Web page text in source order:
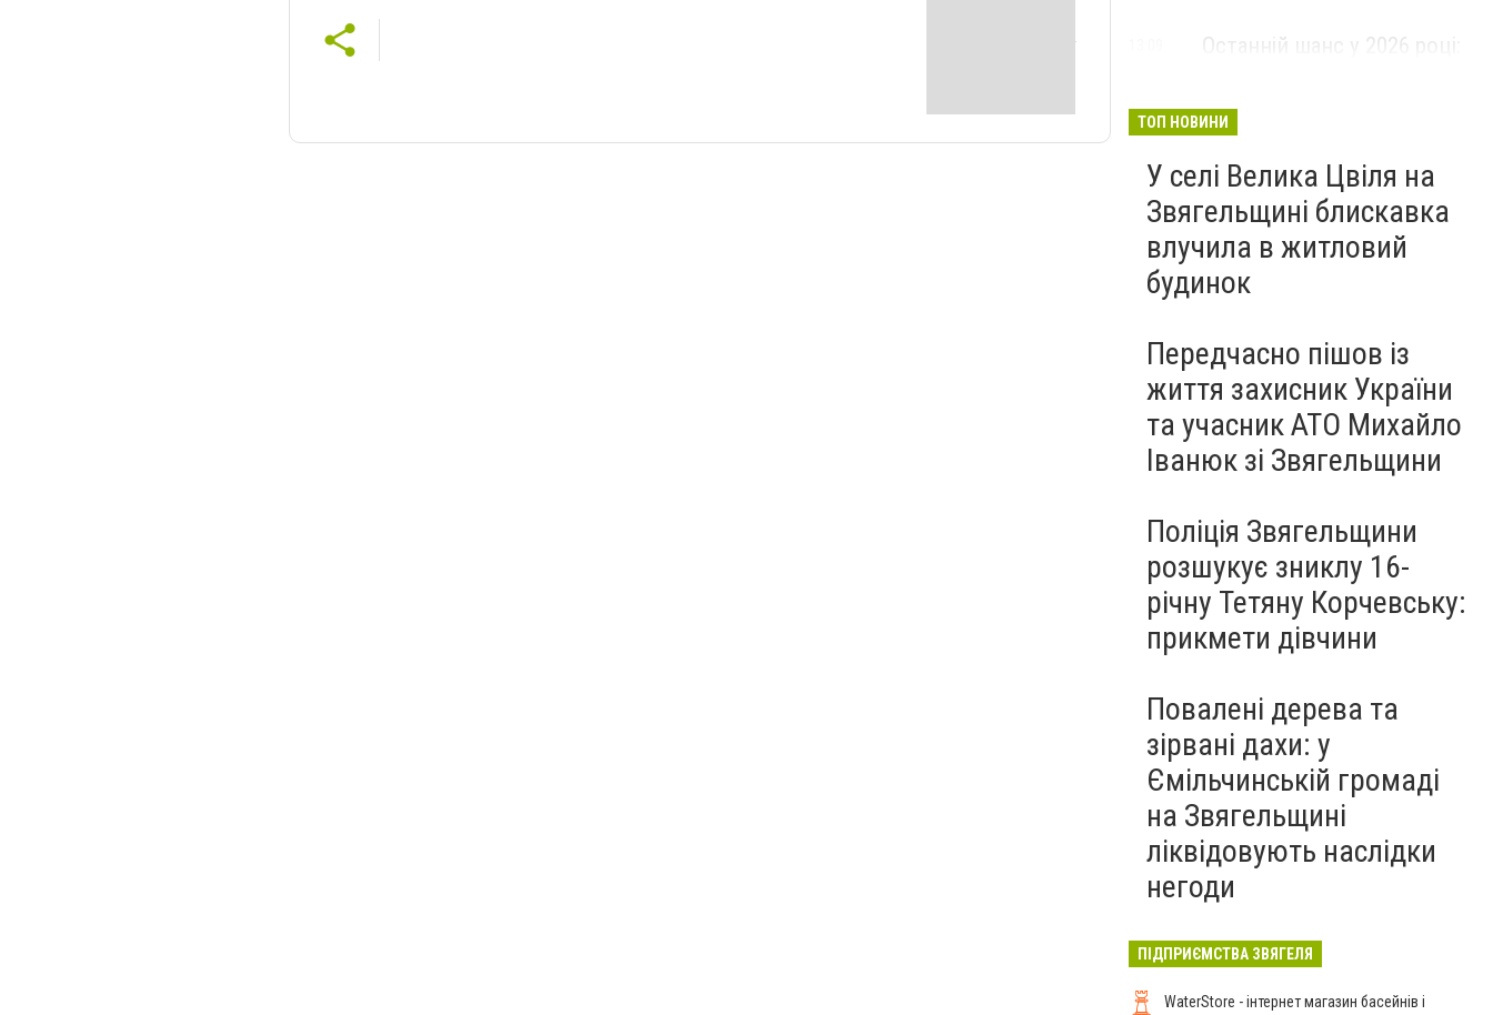
Останній шанс у 2026 році:
майбутніх водійок автобусів
ТОП НОВИНИ
У селі Велика Цвіля на
Звягельщині блискавка
влучила в житловий
будинок
Передчасно пішов із
життя захисник України
та учасник АТО Михайло
Іванюк зі Звягельщини
Поліція Звягельщини
розшукує зниклу 16-
річну Тетяну Корчевську:
прикмети дівчини
Повалені дерева та
зірвані дахи: у
Ємільчинській громаді
на Звягельщині
ліквідовують наслідки
негоди
ПІДПРИЄМСТВА ЗВЯГЕЛЯ
WaterStore - інтернет магазин басейнів і